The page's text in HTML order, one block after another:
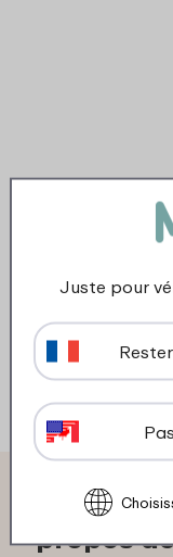
2
Ce
propos
Juste pour